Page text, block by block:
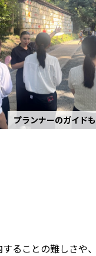
プランナーのガイド
することの難しさや